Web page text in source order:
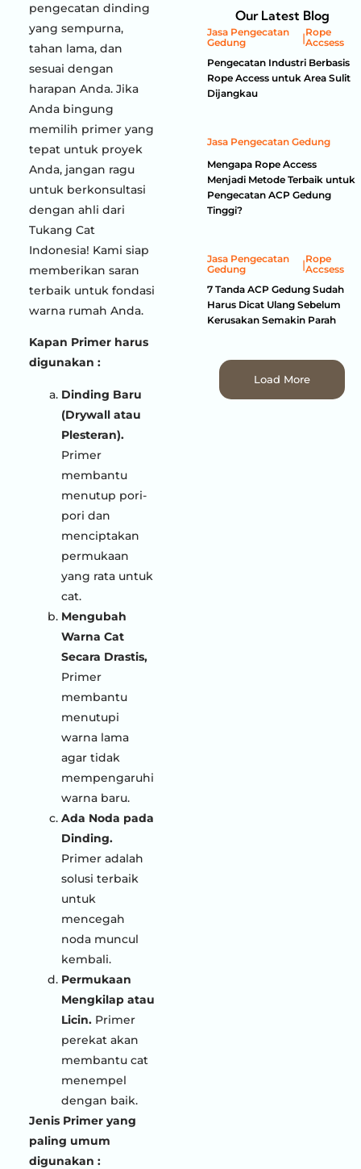
pengecatan dinding
yang sempurna,
tahan lama, dan
sesuai dengan
harapan Anda. Jika
Anda bingung
memilih primer yang
tepat untuk proyek
Anda, jangan ragu
untuk berkonsultasi
dengan ahli dari
Tukang Cat
Indonesia! Kami siap
memberikan saran
terbaik untuk fondasi
warna rumah Anda.
Kapan Primer harus
digunakan :
Dinding Baru
(Drywall atau
Plesteran).
Primer
membantu
menutup pori-
pori dan
menciptakan
permukaan
yang rata untuk
cat.
Mengubah
Warna Cat
Secara Drastis,
Primer
membantu
menutupi
warna lama
agar tidak
mempengaruhi
warna baru.
Ada Noda pada
Dinding.
Primer adalah
solusi terbaik
untuk
mencegah
noda muncul
kembali.
Permukaan
Mengkilap atau
Licin. Primer
perekat akan
membantu cat
menempel
dengan baik.
Jenis Primer yang
paling umum
digunakan :
Our Latest Blog
Jasa Pengecatan
Gedung
|Rope
Accsess
Pengecatan Industri Berbasis
Rope Access untuk Area Sulit
Dijangkau
Jasa Pengecatan Gedung
Mengapa Rope Access
Menjadi Metode Terbaik untuk
Pengecatan ACP Gedung
Tinggi?
Jasa Pengecatan
Gedung
|Rope
Accsess
7 Tanda ACP Gedung Sudah
Harus Dicat Ulang Sebelum
Kerusakan Semakin Parah
Load More